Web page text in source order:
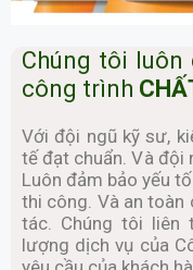
Chúng tôi luôn
công trình
Với đội ngũ kỹ sư,
tế đạt chuẩn. Và đội
Luôn đảm bảo yếu
thi công. Và an toàn
tác. Chúng tôi liên
lượng dịch vụ của